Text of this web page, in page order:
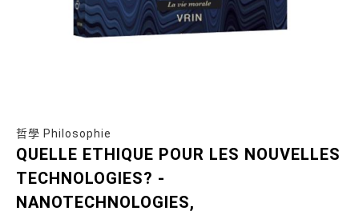
哲學 Philosophie
QUELLE ETHIQUE POUR LES NOUVELLES
TECHNOLOGIES? -
NANOTECHNOLOGIES,